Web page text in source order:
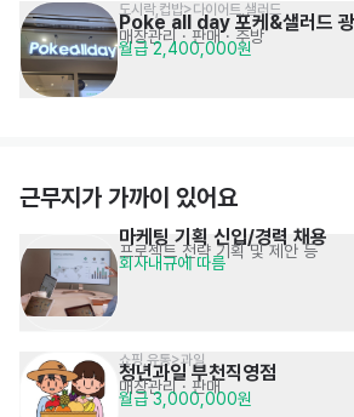
도시락,컵밥>다이어트,샐러드
Poke all day 포케&샐러드
매장관리 · 판매· 주방
월급 2,400,000원
근무지가 가까이 있어요
마케팅 기획 신입/경력 채용
프로젝트 전략 기획 및 제안 등
회사내규에 따름
쇼핑,유통>과일
청년과일 부천직영점
매장관리 · 판매
월급 3,000,000원